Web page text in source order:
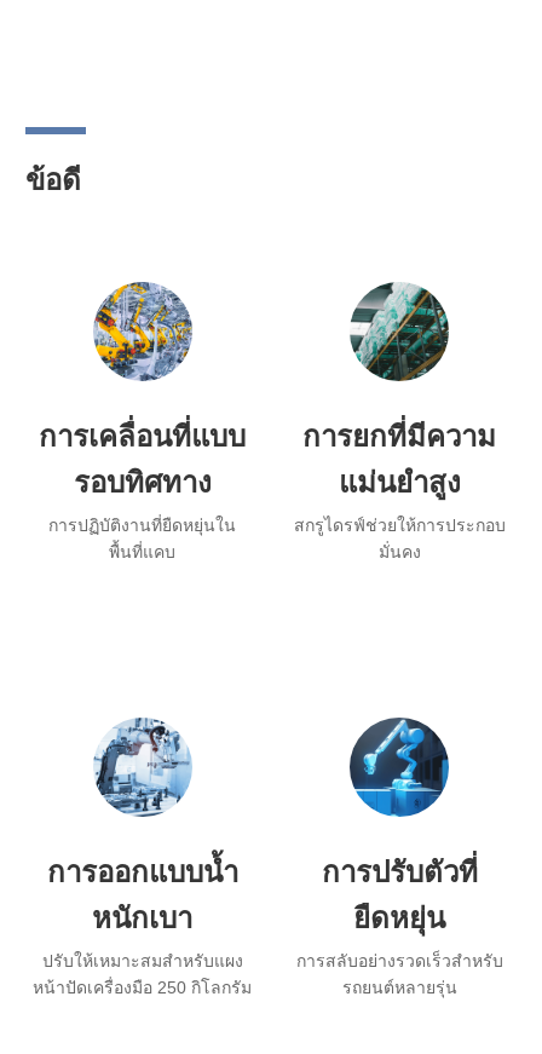
ข้อดี
การเคลื่อนที่แบบ
รอบทิศทาง
การปฏิบัติงานที่ยืดหยุ่นใน
พื้นที่แคบ
การยกที่มีความ
แม่นยำสูง
สกรูไดรฟ์ช่วยให้การประกอบ
มั่นคง
การออกแบบน้ำ
หนักเบา
ปรับให้เหมาะสมสำหรับแผง
หน้าปัดเครื่องมือ 250 กิโลกรัม
การปรับตัวที่
ยืดหยุ่น
การสลับอย่างรวดเร็วสำหรับ
รถยนต์หลายรุ่น